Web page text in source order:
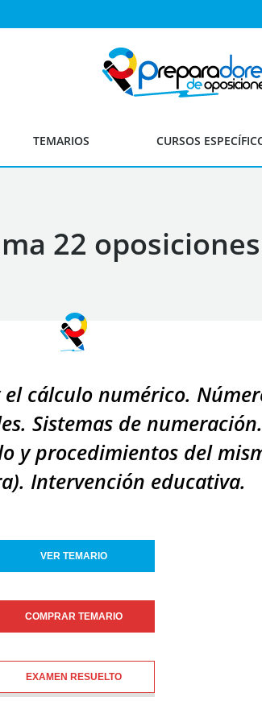
TEMARIOS CURSOS
22
cálculo numérico.
Sistemas de
y procedimientos del
Intervención educativa.
VER TEMARIO
COMPRAR TEMARIO
EXAMEN RESUELTO